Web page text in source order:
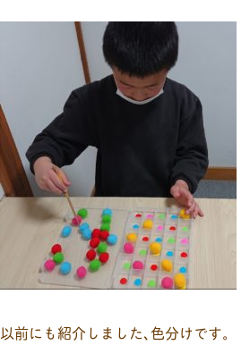
以前にも紹介しました､色分けです。